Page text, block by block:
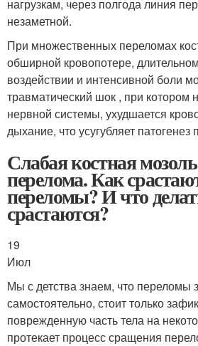
нагрузкам, через полгода линия
незаметной.
При множественных переломах
обширной кровопотере,
воздействии и интенсивной боли
травматический шок , при
нервной системы, ухудшается
дыхание, что усугубляет патогенез
Слабая костная
перелома. Как
переломы? И что
срастаются?
19
Июл
Мы с детства знаем, что переломы
самостоятельно, стоит только
поврежденную часть тела на
протекает процесс сращения